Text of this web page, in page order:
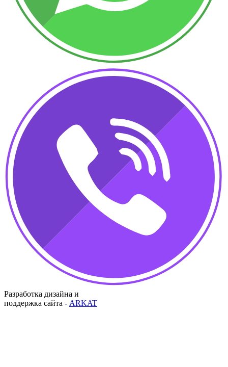
Разработка дизайна и
поддержка сайта - ARKAT